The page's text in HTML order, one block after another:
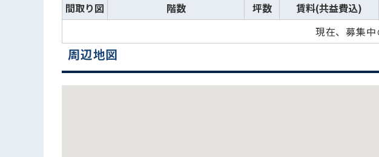
間取り図 階数 坪数 賃料(共益費込)
現在、募集中
周辺地図